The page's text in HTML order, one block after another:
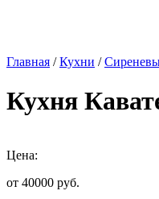
Главная /Кухни /
Кухня
Цена:
от 40000 руб.